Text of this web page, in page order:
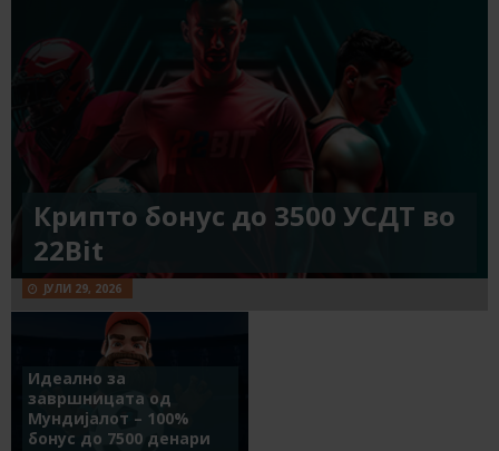
Крипто бонус до 3500 УСДТ во
22Bit
ЈУЛИ 29, 2026
Идеално за
завршницата од
Мундијалот – 100%
бонус до 7500 денари